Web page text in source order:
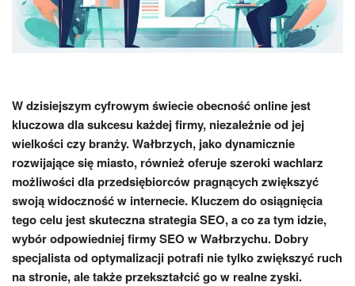
W dzisiejszym cyfrowym świecie obecność online jest
kluczowa dla sukcesu każdej firmy, niezależnie od jej
wielkości czy branży. Wałbrzych, jako dynamicznie
rozwijające się miasto, również oferuje szeroki wachlarz
możliwości dla przedsiębiorców pragnących zwiększyć
swoją widoczność w internecie. Kluczem do osiągnięcia
tego celu jest skuteczna strategia SEO, a co za tym idzie,
wybór odpowiedniej firmy SEO w Wałbrzychu. Dobry
specjalista od optymalizacji potrafi nie tylko zwiększyć ruch
na stronie, ale także przekształcić go w realne zyski.